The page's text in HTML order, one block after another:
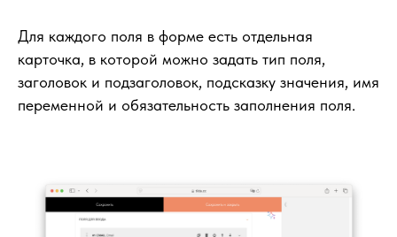
Для каждого поля в форме есть отдельная
карточка, в которой можно задать тип поля,
заголовок и подзаголовок, подсказку значения, имя
переменной и обязательность заполнения поля.